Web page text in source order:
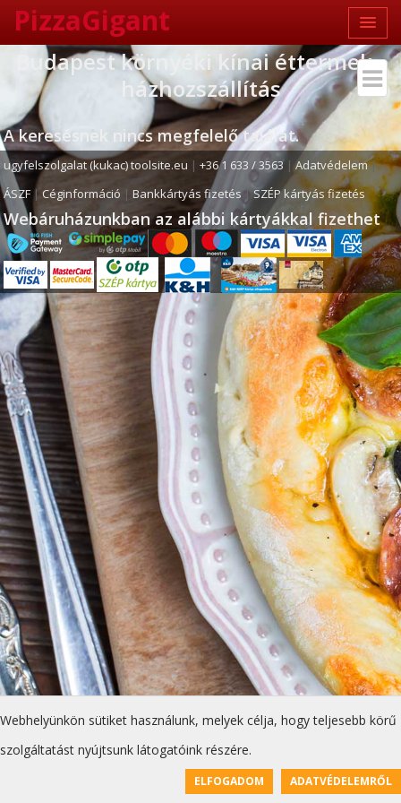
Webhelyünkön sütiket használunk, melyek célja, hogy teljesebb körű
szolgáltatást nyújtsunk látogatóink részére.
ELFOGADOM ADATVÉDELEMRŐL
PizzaGigant
Budapest környéki kínai éttermek -
házhozszállítás
A keresésnek nincs megfelelő találat.
ugyfelszolgalat (kukac) toolsite.eu |+36 1 633 / 3563|Adatvédelem|
ÁSZF |Céginformáció |Bankkártyás fizetés|SZÉP kártyás fizetés
Webáruházunkban az alábbi kártyákkal fizethet